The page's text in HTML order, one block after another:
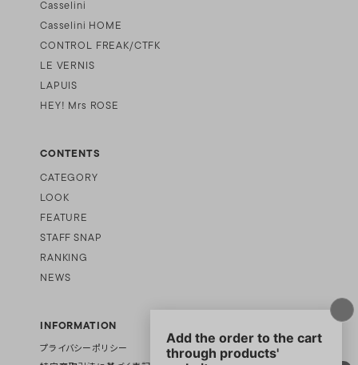
Casselini
Casselini HOME
CONTROL FREAK/CTFK
LE VERNIS
LAPUIS
HEY! Mrs ROSE
CONTENTS
CATEGORY
LOOK
FEATURE
STAFF SNAP
RANKING
NEWS
INFORMATION
プライバシーポリシー